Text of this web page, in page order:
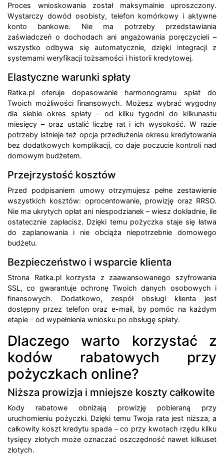
Proces wnioskowania został maksymalnie uproszczony.
Wystarczy dowód osobisty, telefon komórkowy i aktywne
konto bankowe. Nie ma potrzeby przedstawiania
zaświadczeń o dochodach ani angażowania poręczycieli –
wszystko odbywa się automatycznie, dzięki integracji z
systemami weryfikacji tożsamości i historii kredytowej.
Elastyczne warunki spłaty
Ratka.pl oferuje dopasowanie harmonogramu spłat do
Twoich możliwości finansowych. Możesz wybrać wygodny
dla siebie okres spłaty – od kilku tygodni do kilkunastu
miesięcy – oraz ustalić liczbę rat i ich wysokość. W razie
potrzeby istnieje też opcja przedłużenia okresu kredytowania
bez dodatkowych komplikacji, co daje poczucie kontroli nad
domowym budżetem.
Przejrzystość kosztów
Przed podpisaniem umowy otrzymujesz pełne zestawienie
wszystkich kosztów: oprocentowanie, prowizję oraz RRSO.
Nie ma ukrytych opłat ani niespodzianek – wiesz dokładnie, ile
ostatecznie zapłacisz. Dzięki temu pożyczka staje się łatwa
do zaplanowania i nie obciąża niepotrzebnie domowego
budżetu.
Bezpieczeństwo i wsparcie klienta
Strona Ratka.pl korzysta z zaawansowanego szyfrowania
SSL, co gwarantuje ochronę Twoich danych osobowych i
finansowych. Dodatkowo, zespół obsługi klienta jest
dostępny przez telefon oraz e-mail, by pomóc na każdym
etapie – od wypełnienia wniosku po obsługę spłaty.
Dlaczego warto korzystać z
kodów rabatowych przy
pożyczkach online?
Niższa prowizja i mniejsze koszty całkowite
Kody rabatowe obniżają prowizję pobieraną przy
uruchomieniu pożyczki. Dzięki temu Twoja rata jest niższa, a
całkowity koszt kredytu spada – co przy kwotach rzędu kilku
tysięcy złotych może oznaczać oszczędność nawet kilkuset
złotych.